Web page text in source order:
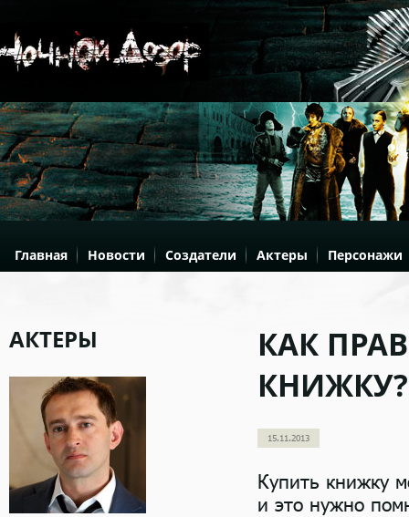
Главная Новости Создатели Актеры Персонажи
АКТЕРЫ
КАК
КНИЖКУ?
15.11.2013
Купить книжку
и это нужно